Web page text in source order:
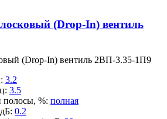
(Drop-In) вентиль
(Drop-In) вентиль 2ВП-3.35-1П9
: 3.2
: 3.5
полосы, %: полная
: 0.2